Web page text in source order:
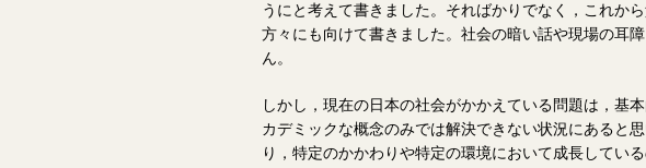
うにと考えて書きました。そればかりでなく，これか
方々にも向けて書きました。社会の暗い話や現場の耳
ん。
しかし，現在の日本の社会がかかえている問題は，基
カデミックな概念のみでは解決できない状況にあると
り，特定のかかわりや特定の環境において成長してい